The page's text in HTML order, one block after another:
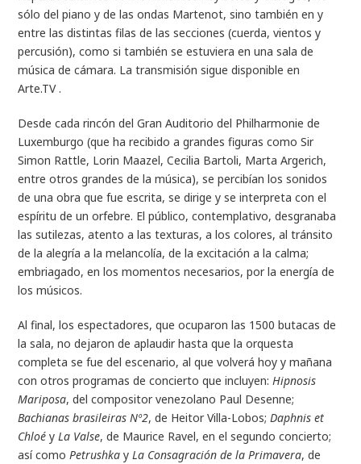
sólo del piano y de las ondas Martenot, sino también en y
entre las distintas filas de las secciones (cuerda, vientos y
percusión), como si también se estuviera en una sala de
música de cámara. La transmisión sigue disponible en
Arte.TV.
Desde cada rincón del Gran Auditorio del Philharmonie de
Luxemburgo (que ha recibido a grandes figuras como Sir
Simon Rattle, Lorin Maazel, Cecilia Bartoli, Marta Argerich,
entre otros grandes de la música), se percibían los sonidos
de una obra que fue escrita, se dirige y se interpreta con el
espíritu de un orfebre. El público, contemplativo, desgranaba
las sutilezas, atento a las texturas, a los colores, al tránsito
de la alegría a la melancolía, de la excitación a la calma;
embriagado, en los momentos necesarios, por la energía de
los músicos.
Al final, los espectadores, que ocuparon las 1500 butacas de
la sala, no dejaron de aplaudir hasta que la orquesta
completa se fue del escenario, al que volverá hoy y mañana
con otros programas de concierto que incluyen: Hipnosis
Mariposa, del compositor venezolano Paul Desenne;
Bachianas brasileiras Nº2, de Heitor Villa-Lobos; Daphnis et
Chloé y La Valse, de Maurice Ravel, en el segundo concierto;
así como Petrushka y La Consagración de la Primavera, de